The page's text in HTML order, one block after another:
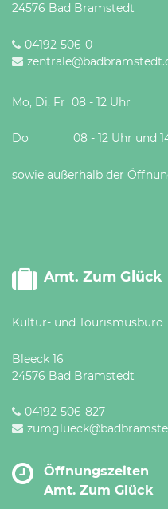
24576 Bad Bramstedt
04192-506-0
Mo, Di, Fr 08 - 12 Uhr
Do 08 - 12 Uhr und 14
sowie außerhalb der
Amt. Zum Glück
Kultur- und Tourismusbüro
Bleeck 16
24576 Bad Bramstedt
04192-506-827
Öffnungszeiten
Amt. Zum Glück